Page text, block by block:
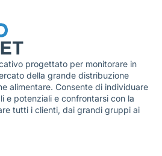
progettato per monitorare in
della grande distribuzione
alimentare. Consente di individuare
e potenziali e confrontarsi con la
tutti i clienti, dai grandi gruppi ai